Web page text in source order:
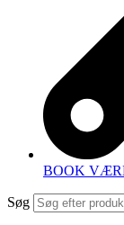
BOOK
Søg